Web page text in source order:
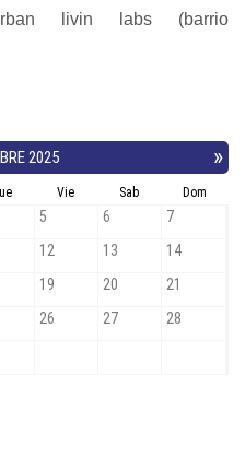
livin labs (barrio